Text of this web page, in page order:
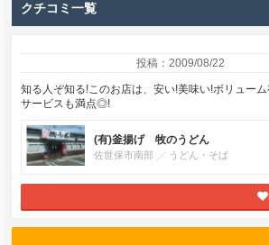
クチコミ一覧
投稿：2009/08/22
知る人ぞ知る!このお店は、安い!美味い!ボリュー
サービスも満点◎!
(有)釜揚げ 牧のうどん
佐世保市南部 うどん・そば